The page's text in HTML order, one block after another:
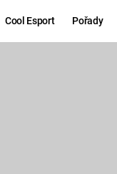
Cool Esport Pořady